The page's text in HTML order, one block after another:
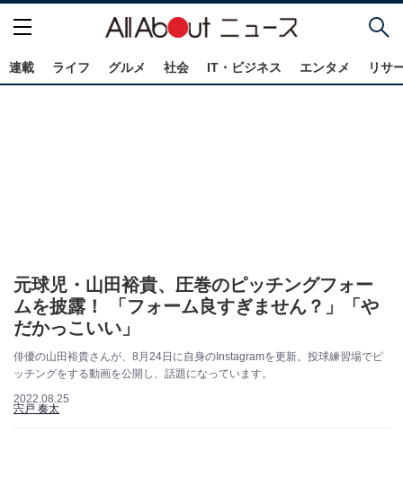
連載 ライフ グルメ 社会 IT・ビジネス エンタメ リサ
元球児・山田裕貴、圧巻のピッチングフォー
ムを披露！ 「フォーム良すぎません？」「や
だかっこいい」
俳優の山田裕貴さんが、8月24日に自身のInstagramを更新。投球練習場でピ
ッチングをする動画を公開し、話題になっています。
2022.08.25
宍戸 奏太